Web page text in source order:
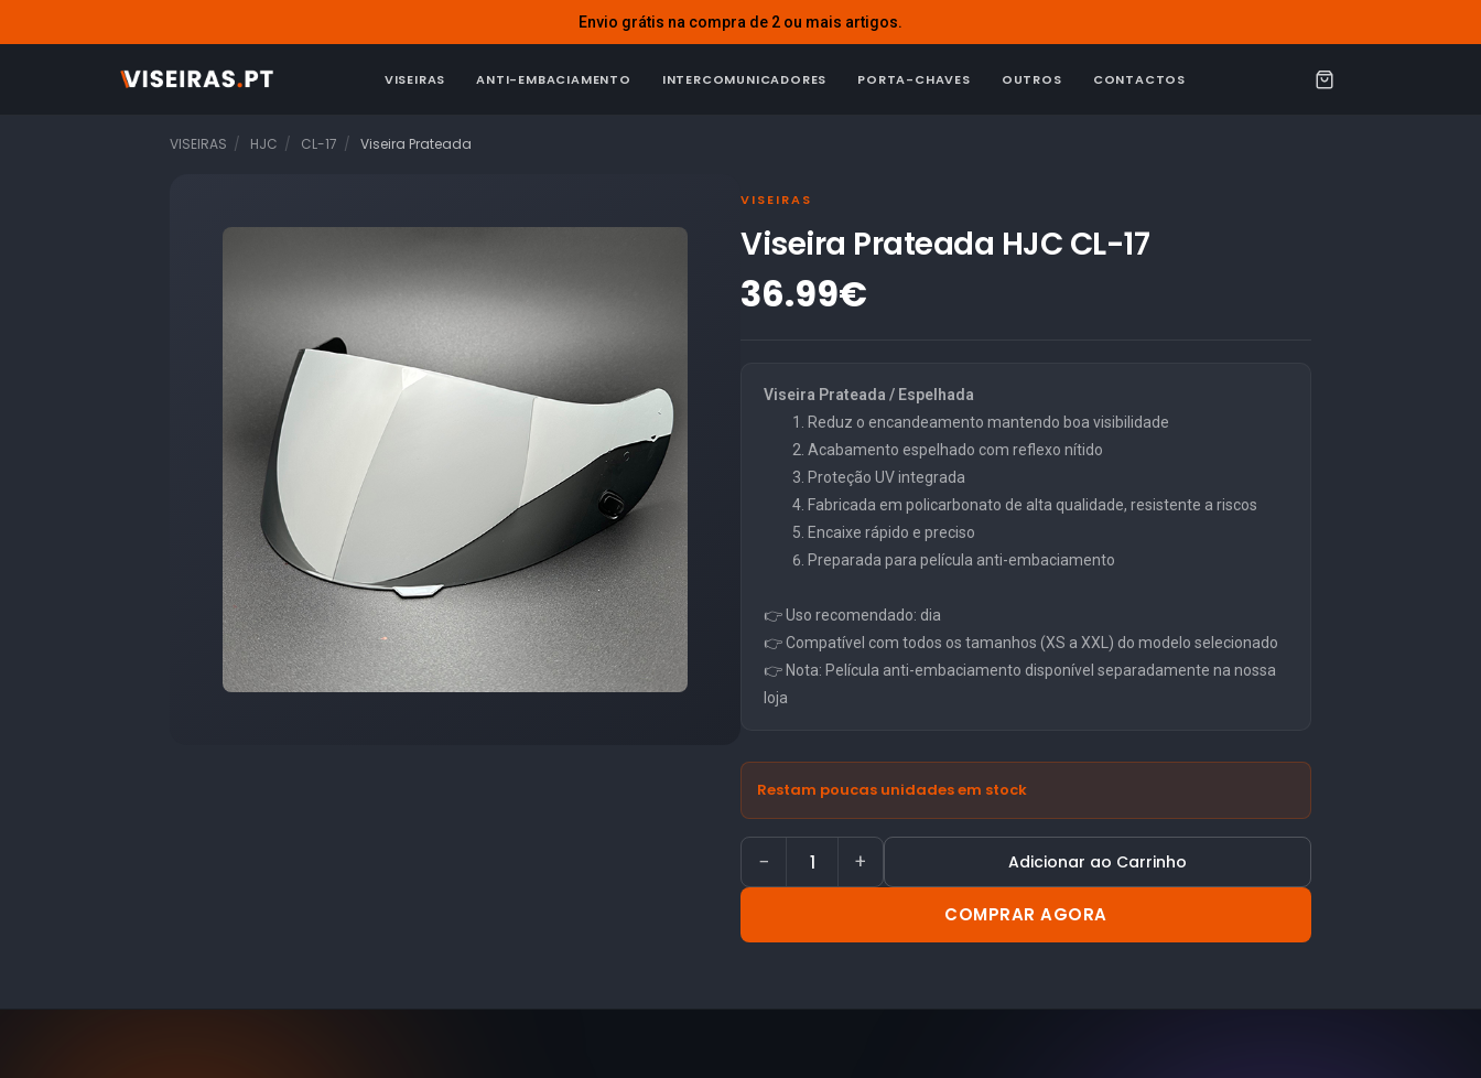
Envio grátis na compra de 2 ou mais artigos.
VISEIRAS ANTI-EMBACIAMENTO INTERCOMUNICADORES PORTA-CHAVES OUTROS CONTACTOS
C
VISEIRAS HJC CL-17 Viseira Prateada
VISEIRAS
Viseira Prateada HJC CL-17
36.99€
Viseira Prateada / Espelhada
Reduz o encandeamento mantendo boa visibilidade
Acabamento espelhado com reflexo nítido
Proteção UV integrada
Fabricada em policarbonato de alta qualidade, resistente a riscos
Encaixe rápido e preciso
Preparada para película anti-embaciamento
👉 Uso recomendado: dia
👉 Compatível com todos os tamanhos (XS a XXL) do modelo selecionado
👉 Nota: Película anti-embaciamento disponível separadamente na nossa
loja
Restam poucas unidades em stock
− + Adicionar ao Carrinho
COMPRAR AGORA